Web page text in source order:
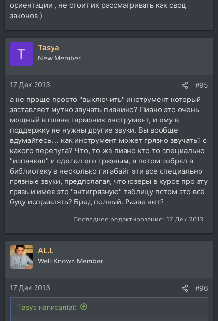
ориентации , не стоит их рассматривать как свод
законов )
T Tasya
New Member
17 Дек 2013 #95
а не проще просто "выключить" инструмент который
заставляет мутно звучать пианино? Пиано это очень
мощный в плане гармоник инструмент, и ему в
поддержку не нужны другие звуки. Вы вообще
вдумайтесь.... как инструмент может грязно звучать? с
какого перепуга? Что, то же пиано кто то специально
"испачкал" и сделал его грязным, а потом собрал в
библиотеку в несколько гигабайт эти все специально
грязные звуки, предполагая, что юзеры в курсе про эту
грязь и имея это "антигрязную" таблицу потом это всё
буду исправлять? Бред полный. Разве нет?
Последнее редактирование: 17 Дек 2013
AL.L
Well-Known Member
17 Дек 2013 #96
Tasya написал(а):